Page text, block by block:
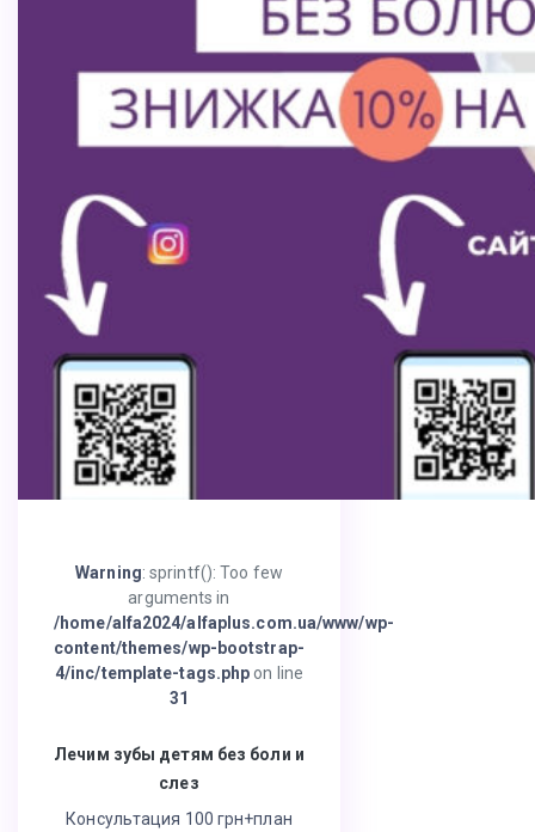
Warning: sprintf(): Too few
arguments in
/home/alfa2024/alfaplus.com.ua/www/wp-
content/themes/wp-bootstrap-
4/inc/template-tags.php on line
31
Лечим зубы детям без боли и
слез
Консультация 100 грн+план